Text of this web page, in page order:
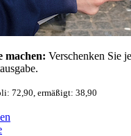
machen: Verschenken Sie
72,90, ermäßigt: 38,90